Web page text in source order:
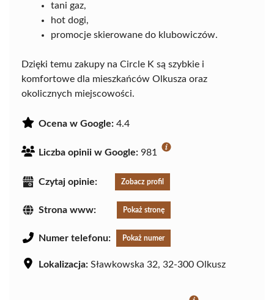
tani gaz,
hot dogi,
promocje skierowane do klubowiczów.
Dzięki temu zakupy na Circle K są szybkie i
komfortowe dla mieszkańców Olkusza oraz
okolicznych miejscowości.
Ocena w Google: 4.4
Liczba opinii w Google: 981
Czytaj opinie: Zobacz profil
Strona www: Pokaż stronę
Numer telefonu: Pokaż numer
Lokalizacja: Sławkowska 32, 32-300 Olkusz